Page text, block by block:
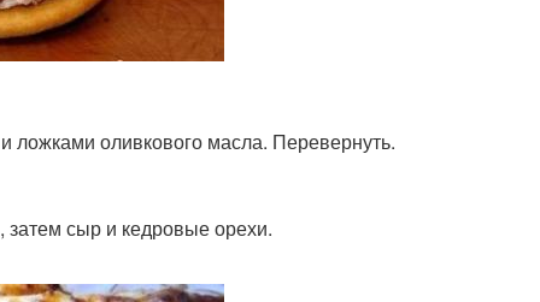
ложками оливкового масла. Перевернуть.
сыр и кедровые орехи.